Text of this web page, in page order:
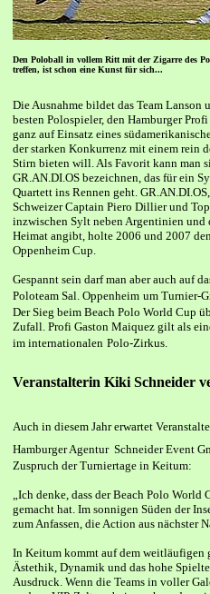
Den Poloball in vollem Ritt mit der Zigarre des
treffen, ist schon eine Kunst für sich...
Die Ausnahme bildet das Team Lanson
besten Polospieler, den Hamburger
ganz auf Einsatz eines
der starken Konkurrenz mit einem rein
Stirn bieten will. Als Favorit kann man
GR.AN.DI.OS bezeichnen, das für ein
Quartett ins Rennen geht.
Schweizer Captain Piero Dillier und
inzwischen Sylt neben Argentinien und
Heimat angibt, holte 2006 und 2007
Oppenheim Cup.
Gespannt sein darf man aber auch auf
Poloteam Sal. Oppenheim um Turnier-
Der Sieg beim Beach Polo World Cup
Zufall. Profi Gaston Maiquez gilt als
im internationalen Polo-Zirkus.
Veranstalterin Kiki Schneider
Auch in diesem Jahr erwartet
Hamburger Agentur Schneider Event
Zuspruch der Turniertage in Keitum:
„Ich denke, dass der Beach Polo
gemacht hat. Im sonnigen Süden der
zum Anfassen, die Action aus nächster
In Keitum kommt auf dem weitläufigen
Ästethik, Dynamik und das hohe
Ausdruck. Wenn die Teams in voller